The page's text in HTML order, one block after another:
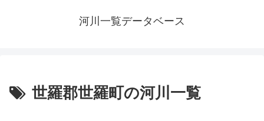
河川一覧データベース
世羅郡世羅町の河川一覧